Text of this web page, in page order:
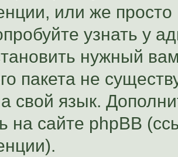
или же
узнать у
нужный
пакета не
свой язык.
на сайте phpBB